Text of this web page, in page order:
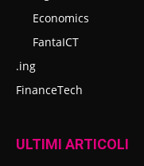
Economics
FantaICT
.ing
FinanceTech
ULTIMI ARTICOLI